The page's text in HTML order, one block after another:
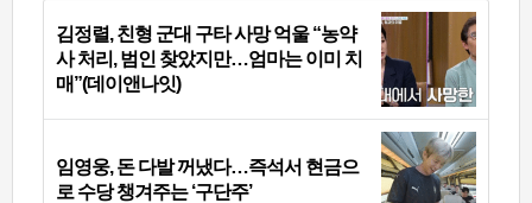
김정렬, 친형 군대 구타 사망 억울 “농약
사 처리, 범인 찾았지만…엄마는 이미 치
매”(데이앤나잇)
임영웅, 돈 다발 꺼냈다…즉석서 현금으
로 수당 챙겨주는 ‘구단주’